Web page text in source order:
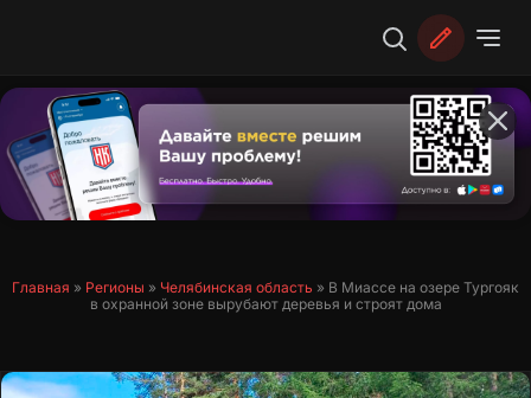
Главная » Регионы » Челябинская область » В Миассе на озере Тургояк
в охранной зоне вырубают деревья и строят дома